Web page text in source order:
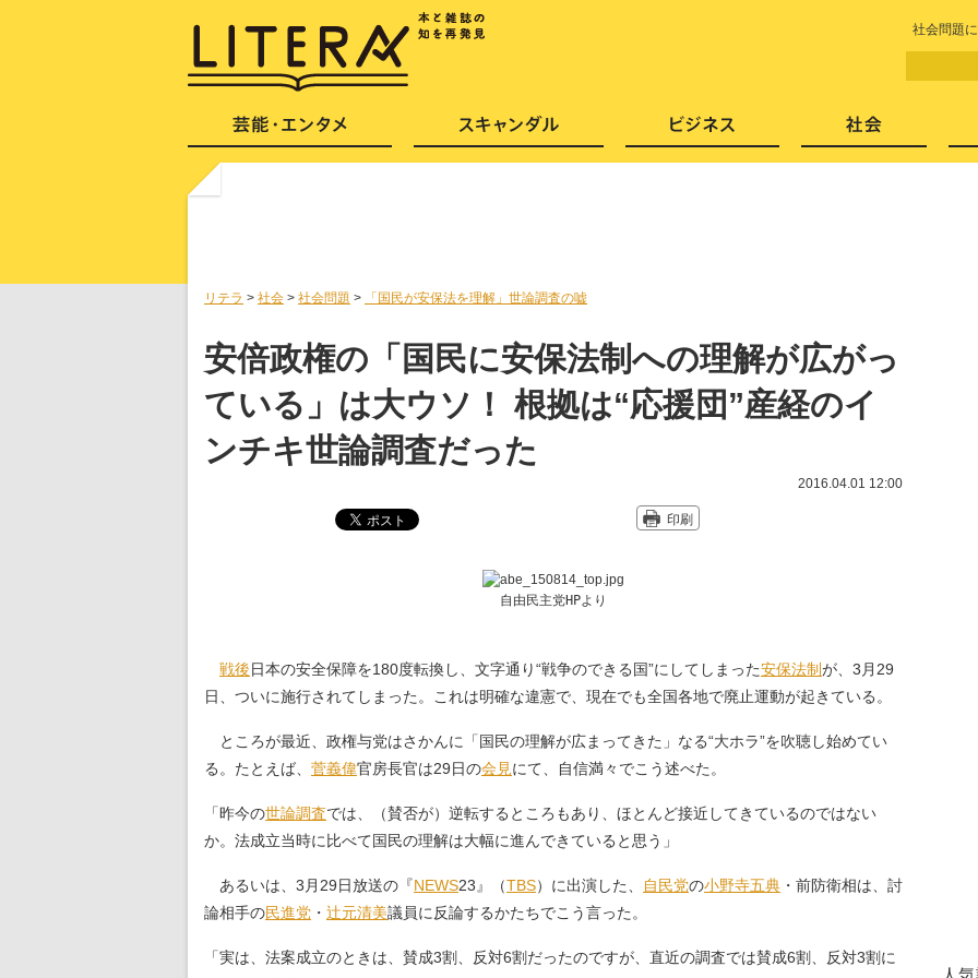
社会問題
リテラ > 社会 > 社会問題 > 「国民が安保法を理解」世論調査の嘘
安倍政権の「国民に安保法制への理解が広がっ
ている」は大ウソ！ 根拠は“応援団”産経のイ
ンチキ世論調査だった
2016.04.01 12:00
印刷
自由民主党HPより
戦後日本の安全保障を180度転換し、文字通り“戦争のできる国”にしてしまった安保法制が、3月29
日、ついに施行されてしまった。これは明確な違憲で、現在でも全国各地で廃止運動が起きている。
ところが最近、政権与党はさかんに「国民の理解が広まってきた」なる“大ホラ”を吹聴し始めてい
る。たとえば、 菅義偉官房長官は29日の会見にて、自信満々でこう述べた。
「昨今の世論調査では、（賛否が）逆転するところもあり、ほとんど接近してきているのではない
か。法成立当時に比べて国民の理解は大幅に進んできていると思う」
あるいは、3月29日放送の『NEWS23』（TBS）に出演した、 自民党の小野寺五典 ・前防衛相は、討
論相手の民進党 ・ 辻元清美議員に反論するかたちでこう言った。
「実は、法案成立のときは、賛成3割、反対6割だったのですが、直近の調査では賛成6割、反対3割に
芸能・エンタメ スキャンダル